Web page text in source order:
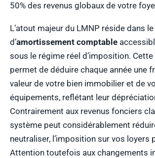
50% des revenus globaux de votre
L’atout majeur du LMNP réside dans
d’amortissement comptable
sous le régime réel d’imposition.
permet de déduire chaque année une
valeur de votre bien immobilier et de
équipements, reflétant leur
Contrairement aux revenus fonciers
système peut considérablement
neutraliser, l’imposition sur vos loyers
Attention toutefois aux changements